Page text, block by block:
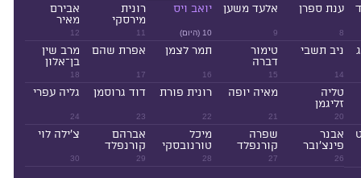
8
ענת ספרן
9
אלעד משען
10 (היום)
יואב ויס
11
רונית
מירסקי
12
אבירם
מאיר
14
ניב תשבי
15
טימור
דברה
16
תמר לצמן
17
אפרת שהם
18
מרב שין
בן־אלון
20
טליה
זליגמן
21
מאיה יופה
22
רונית פורת
23
דוד גרוסמן
24
גליה עפרי
26
אבנר
פינצ'ובר
27
שפרה
קורנפלד
28
מיכל
טורנובסקי
29
אברהם
קורנפלד
30
צ'ילה לוי